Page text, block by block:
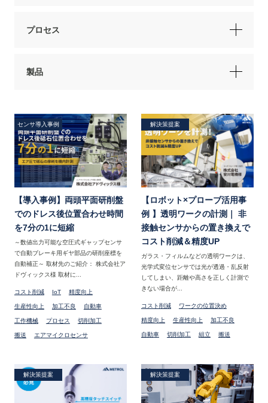
プロセス
製品
センサ導入事例
【導入事例】両頭平面研削盤
でのドレス後位置合わせ時間
を7分の1に短縮
～数値出力可能な空圧式ギャップセンサ
で自動ブレーキ用ギヤ部品の研削座標を
自動補正～ 取材先のご紹介： 株式会社ア
ドヴィックス様 取材に...
コスト削減 IoT 精度向上
生産性向上 加工不良 自動車
工作機械 プロセス 切削加工
搬送 エアマイクロセンサ
解決策提案
【ロボット×プローブ活用事
例 】透明ワークの計測｜ 非
接触センサからの置き換えで
コスト削減＆精度UP
ガラス・フィルムなどの透明ワークは、
光学式変位センサでは光が透過・乱反射
してしまい、距離や高さを正しく計測で
きない場合が...
コスト削減 ワークの位置決め
精度向上 生産性向上 加工不良
自動車 切削加工 組立 搬送
解決策提案 解決策提案